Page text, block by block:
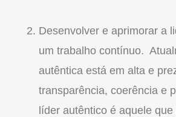
Desenvolver e aprimorar a
um trabalho contínuo.
autêntica está em alta e
transparência, coerência e
líder autêntico é aquele